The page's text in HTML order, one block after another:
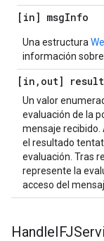
[in] msgInfo
Una estructura
información
[in , out] result
Un valor
evaluación de la
mensaje recibido.
el resultado
evaluación. Tras
represente la
acceso del
Handle